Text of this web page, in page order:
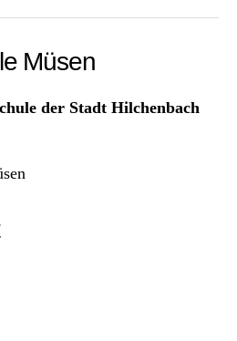
Müsen
der Stadt Hilchenbach